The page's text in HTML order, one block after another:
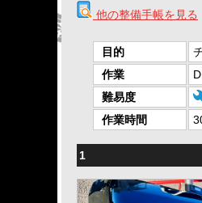
他の整備手帳を見る
目的
作業
難易度
作業時間
1